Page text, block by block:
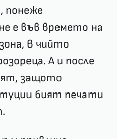
понеже
е във времето на
в чийто
А и после
защото
бият печати